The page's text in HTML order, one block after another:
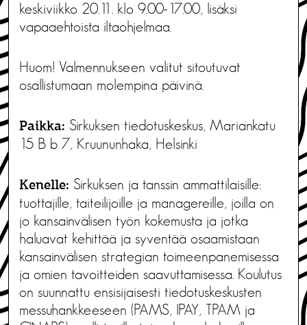
keskiviikko 20.11. klo 9.00-17.00, lisäksi
vapaaehtoista iltaohjelmaa.
Huom! Valmennukseen valitut sitoutuvat
osallistumaan molempina päivinä.
Paikka: Sirkuksen tiedotuskeskus, Mariankatu
15 B b 7, Kruununhaka, Helsinki
Kenelle: Sirkuksen ja tanssin ammattilaisille:
tuottajille, taiteilijoille ja managereille, joilla on
jo kansainvälisen työn kokemusta ja jotka
haluavat kehittää ja syventää osaamistaan
kansainvälisen strategian toimeenpanemisessa
ja omien tavoitteiden saavuttamisessa. Koulutus
on suunnattu ensisijaisesti tiedotuskeskusten
messuhankkeeseen (PAMS, IPAY, TPAM ja